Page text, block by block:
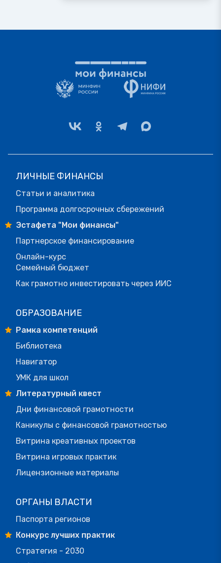
ЛИЧНЫЕ ФИНАНСЫ
Статьи и аналитика
Программа долгосрочных сбережений
Эстафета "Мои финансы"
Партнерское финансирование
Онлайн-курс
Семейный бюджет
Как грамотно инвестировать через ИИС
ОБРАЗОВАНИЕ
Рамка компетенций
Библиотека
Навигатор
УМК для школ
Литературный квест
Дни финансовой грамотности
Каникулы с финансовой грамотностью
Витрина креативных проектов
Витрина игровых практик
Лицензионные материалы
ОРГАНЫ ВЛАСТИ
Паспорта регионов
Конкурс лучших практик
Стратегия - 2030